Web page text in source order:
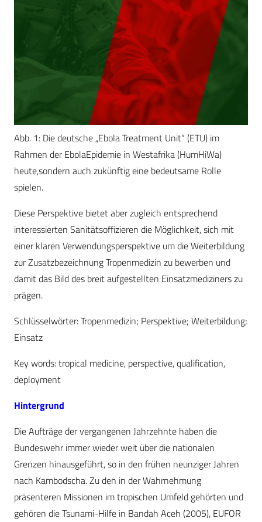
Abb. 1: Die deutsche „Ebola Treatment Unit“ (ETU) im
Rahmen der EbolaEpidemie in Westafrika (HumHiWa)
heute,sondern auch zukünftig eine bedeutsame Rolle
spielen.
Diese Perspektive bietet aber zugleich entsprechend
interessierten Sanitätsoffizieren die Möglichkeit, sich mit
einer klaren Verwendungsperspektive um die Weiterbildung
zur Zusatzbezeichnung Tropenmedizin zu bewerben und
damit das Bild des breit aufgestellten Einsatzmediziners zu
prägen.
Schlüsselwörter: Tropenmedizin; Perspektive; Weiterbildung;
Einsatz
Key words: tropical medicine, perspective, qualification,
deployment
Hintergrund
Die Aufträge der vergangenen Jahrzehnte haben die
Bundeswehr immer wieder weit über die nationalen
Grenzen hinausgeführt, so in den frühen neunziger Jahren
nach Kambodscha. Zu den in der Wahrnehmung
präsenteren Missionen im tropischen Umfeld gehörten und
gehören die Tsunami-Hilfe in Bandah Aceh (2005), EUFOR